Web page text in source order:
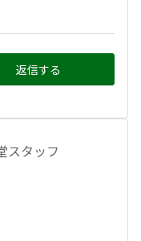
返信する
スタッフ